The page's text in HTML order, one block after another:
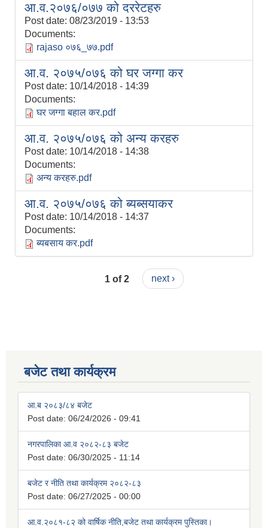
आ.व.२०७६/०७७ को दररेटहरु
Post date: 08/23/2019 - 13:53
Documents:
rajaso ०७६_७७.pdf
आ.व. २०७५/०७६ को घर जग्गा कर
Post date: 10/14/2018 - 14:39
Documents:
घर जग्गा बहाल कर.pdf
आ.व. २०७५/०७६ को अन्य करहरु
Post date: 10/14/2018 - 14:38
Documents:
अन्य करहरु.pdf
आ.व. २०७५/०७६ को ब्यब्सयाकर
Post date: 10/14/2018 - 14:37
Documents:
ब्यबसाय कर.pdf
1 of 2 next ›
बजेट तथा कार्यक्रम
आ.ब २०८३/८४ बजेट
Post date: 06/24/2026 - 09:41
नगरपालिका आ.व २०८२-८३ बजेट
Post date: 06/30/2025 - 11:14
बजेट र नीति तथा कार्यक्रम २०८२-८३
Post date: 06/27/2025 - 00:00
आ.व.२०८१-८२ को वार्षिक नीति,बजेट तथा कार्यक्रम पुस्तिका।